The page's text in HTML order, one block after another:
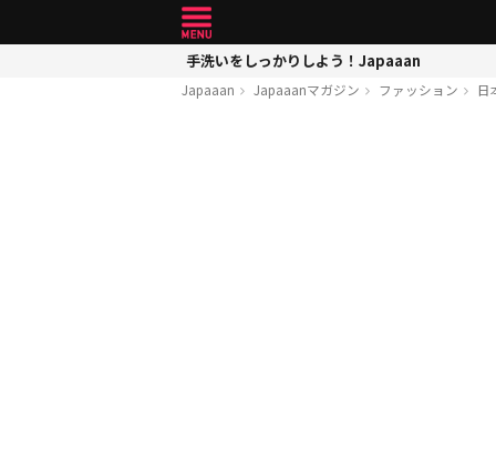
手洗いをしっかりしよう！Japaaan
Japaaan Japaaanマガジン ファッション 日